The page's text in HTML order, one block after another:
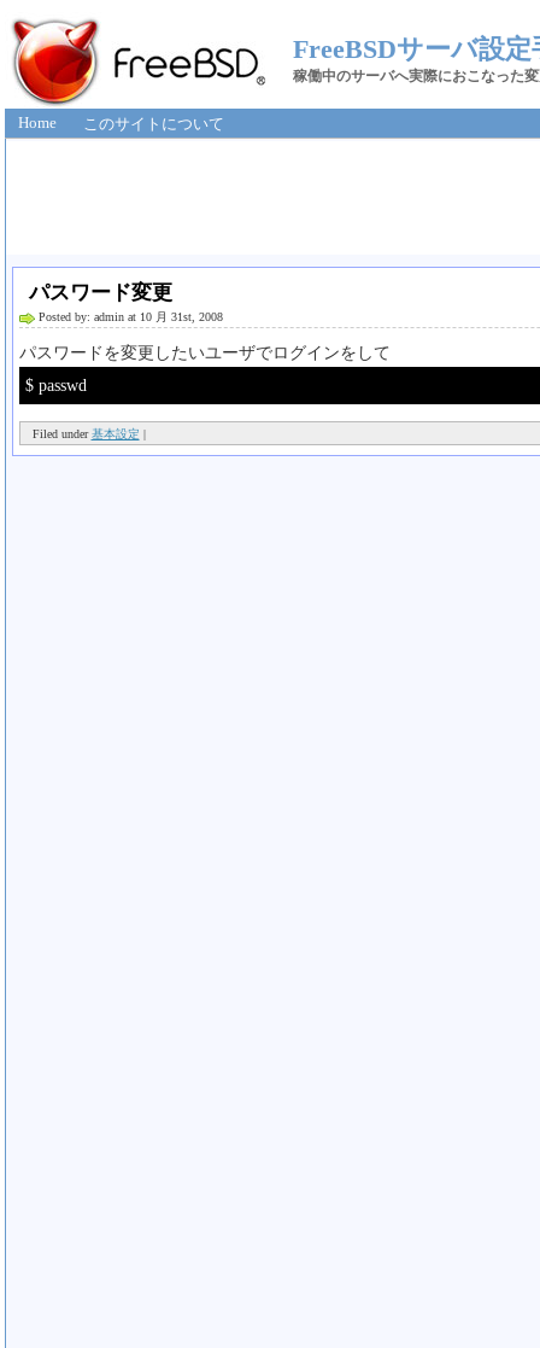
FreeBSDサーバ設定
稼働中のサーバへ実際におこなった
Home このサイトについて
パスワード変更
Posted by: admin at 10 月 31st, 2008
パスワードを変更したいユーザでログインをして
$ passwd
Filed under基本設定